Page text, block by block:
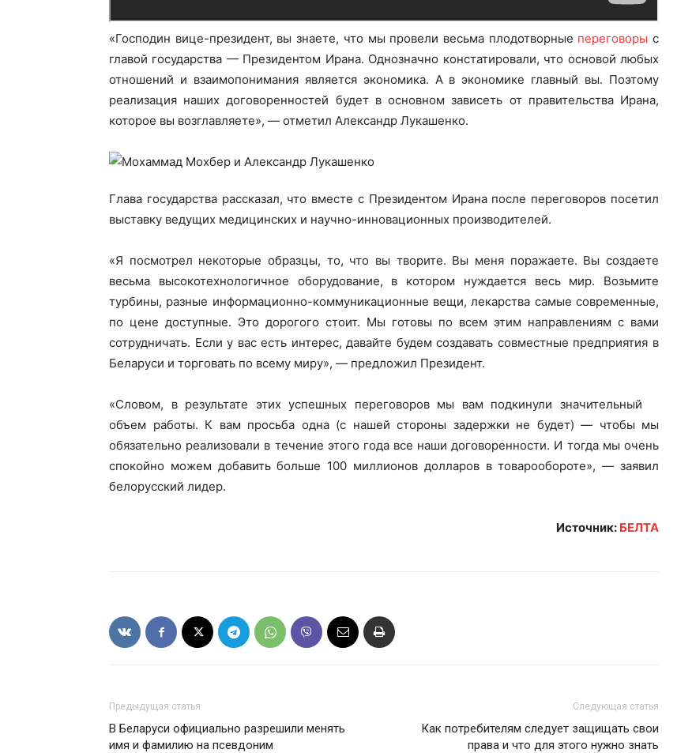
Газета
"Драгічынскі Веснік"
Правила использования материалов
Электронные обращения
«Господин вице-президент, вы знаете, что мы провели весьма плодотворные переговоры с
главой государства — Президентом Ирана. Однозначно констатировали, что основой любых
отношений и взаимопонимания является экономика. А в экономике главный вы. Поэтому
реализация наших договоренностей будет в основном зависеть от правительства Ирана,
которое вы возглавляете», — отметил Александр Лукашенко.
Глава государства рассказал, что вместе с Президентом Ирана после переговоров посетил
выставку ведущих медицинских и научно-инновационных производителей.
«Я посмотрел некоторые образцы, то, что вы творите. Вы меня поражаете. Вы создаете
весьма высокотехнологичное оборудование, в котором нуждается весь мир. Возьмите
турбины, разные информационно-коммуникационные вещи, лекарства самые современные,
по цене доступные. Это дорогого стоит. Мы готовы по всем этим направлениям с вами
сотрудничать. Если у вас есть интерес, давайте будем создавать совместные предприятия в
Беларуси и торговать по всему миру», — предложил Президент.
«Словом, в результате этих успешных переговоров мы вам подкинули значительный
объем работы. К вам просьба одна (с нашей стороны задержки не будет) — чтобы мы
обязательно реализовали в течение этого года все наши договоренности. И тогда мы очень
спокойно можем добавить больше 100 миллионов долларов в товарообороте», — заявил
белорусский лидер.
Источник: БЕЛТА
Предыдущая статья
В Беларуси официально разрешили менять
имя и фамилию на псевдоним
Следующая статья
Как потребителям следует защищать свои
права и что для этого нужно знать